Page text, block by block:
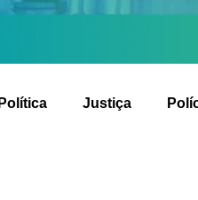
Política Justiça